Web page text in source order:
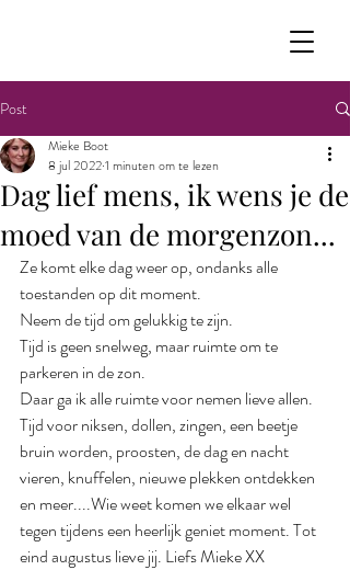
Post
Dag lief mens, ik wens je de
moed van de morgenzon...
Mieke Boot
8 jul 20221 minuten om te lezen
Ze komt elke dag weer op, ondanks alle
toestanden op dit moment.
Neem de tijd om gelukkig te zijn.
Tijd is geen snelweg, maar ruimte om te
parkeren in de zon.
Daar ga ik alle ruimte voor nemen lieve allen.
Tijd voor niksen, dollen, zingen, een beetje
bruin worden, proosten, de dag en nacht
vieren, knuffelen, nieuwe plekken ontdekken
en meer....Wie weet komen we elkaar wel
tegen tijdens een heerlijk geniet moment. Tot
eind augustus lieve jij. Liefs Mieke XX